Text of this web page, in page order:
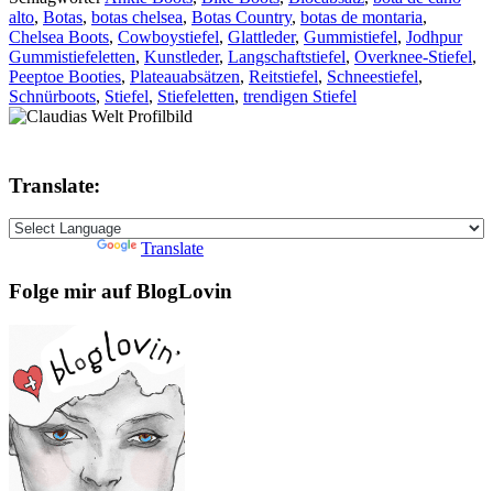
alto, Botas, botas chelsea, Botas Country, botas de montaria,
Chelsea Boots, Cowboystiefel, Glattleder, Gummistiefel, Jodhpur
Gummistiefeletten, Kunstleder, Langschaftstiefel, Overknee-Stiefel,
Peeptoe Booties, Plateauabsätzen, Reitstiefel, Schneestiefel,
Schnürboots, Stiefel, Stiefeletten, trendigen Stiefel
Translate:
Translate
Folge mir auf BlogLovin